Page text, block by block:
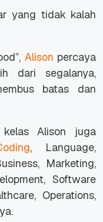
yang tidak kalah
Alison percaya
dari segalanya,
batas dan
Alison juga
, Language,
Marketing,
Software
Operations,